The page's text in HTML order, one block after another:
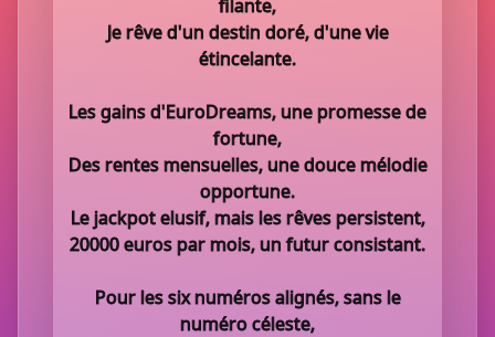
filante,
Je rêve d'un destin doré, d'une vie
étincelante.
Les gains d'EuroDreams, une promesse de
fortune,
Des rentes mensuelles, une douce mélodie
opportune.
Le jackpot elusif, mais les rêves persistent,
20000 euros par mois, un futur consistant.
Pour les six numéros alignés, sans le
numéro céleste,